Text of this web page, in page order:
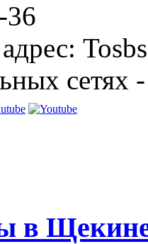
36
сетях
в